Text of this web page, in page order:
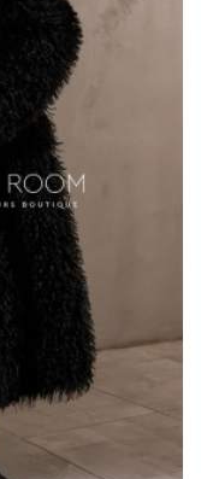
за последними
оригинальном
чистых
комфорт и
своей
которая не
вашу
состав и
производителем